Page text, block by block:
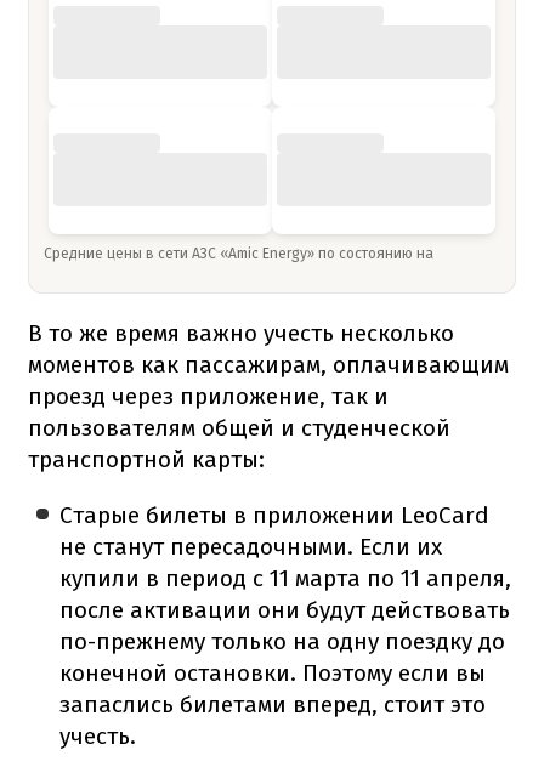
Средние цены в сети АЗС «Amic Energy» по состоянию на
В то же время важно учесть несколько
моментов как пассажирам, оплачивающим
проезд через приложение, так и
пользователям общей и студенческой
транспортной карты:
Старые билеты в приложении LeoCard
не станут пересадочными. Если их
купили в период с 11 марта по 11 апреля,
после активации они будут действовать
по-прежнему только на одну поездку до
конечной остановки. Поэтому если вы
запаслись билетами вперед, стоит это
учесть.